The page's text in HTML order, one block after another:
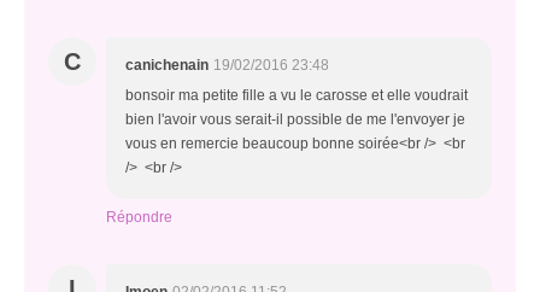
C canichenain 19/02/2016 23:48
bonsoir ma petite fille a vu le carosse et elle voudrait
bien l'avoir vous serait-il possible de me l'envoyer je
vous en remercie beaucoup bonne soirée<br /> <br
/> <br />
Répondre